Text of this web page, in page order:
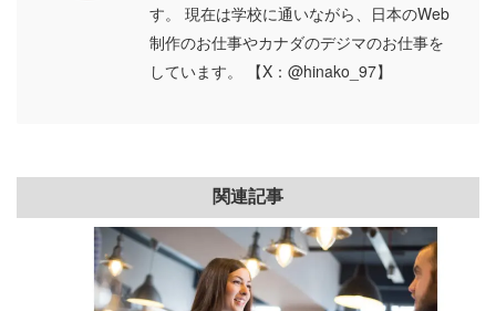
す。 現在は学校に通いながら、日本のWeb
制作のお仕事やカナダのデジマのお仕事を
しています。 【X：@hinako_97】
関連記事